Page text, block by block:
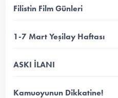
Filistin Film Günleri
1-7 Mart Yeşilay Haftası
ASKI İLANI
Kamuoyunun Dikkatine!